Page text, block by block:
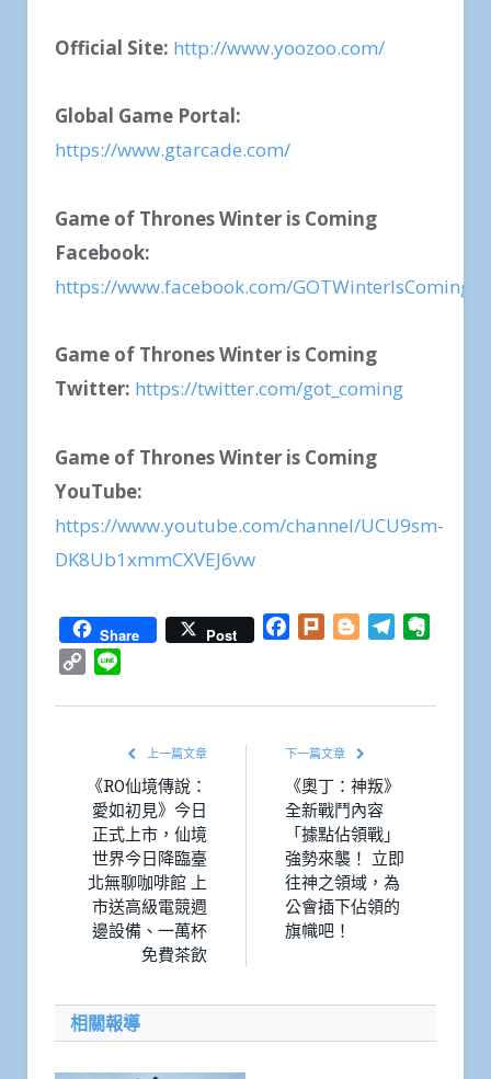
Official Site: http://www.yoozoo.com/
Global Game Portal:
https://www.gtarcade.com/
Game of Thrones Winter is Coming
Facebook:
https://www.facebook.com/
Game of Thrones Winter is Coming
Twitter: https://twitter.com/got_coming
Game of Thrones Winter is Coming
YouTube:
https://www.youtube.com/channel/UCU9sm-
DK8Ub1xmmCXVEJ6vw
Share Post Facebook
Plurk BloggerTelegram
Copy
上一篇文章
《RO仙境傳說：
愛如初見》今日
正式上市，仙境
世界今日降臨臺
北無聊咖啡館 上
市送高級電競週
邊設備、一萬杯
免費茶飲
下一篇文章
《奧丁：神叛》
全新戰鬥內容
「據點佔領戰」
強勢來襲！ 立即
往神之領域，為
公會插下佔領的
旗幟吧！
相關報導